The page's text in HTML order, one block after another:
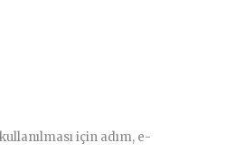
için adım, e-